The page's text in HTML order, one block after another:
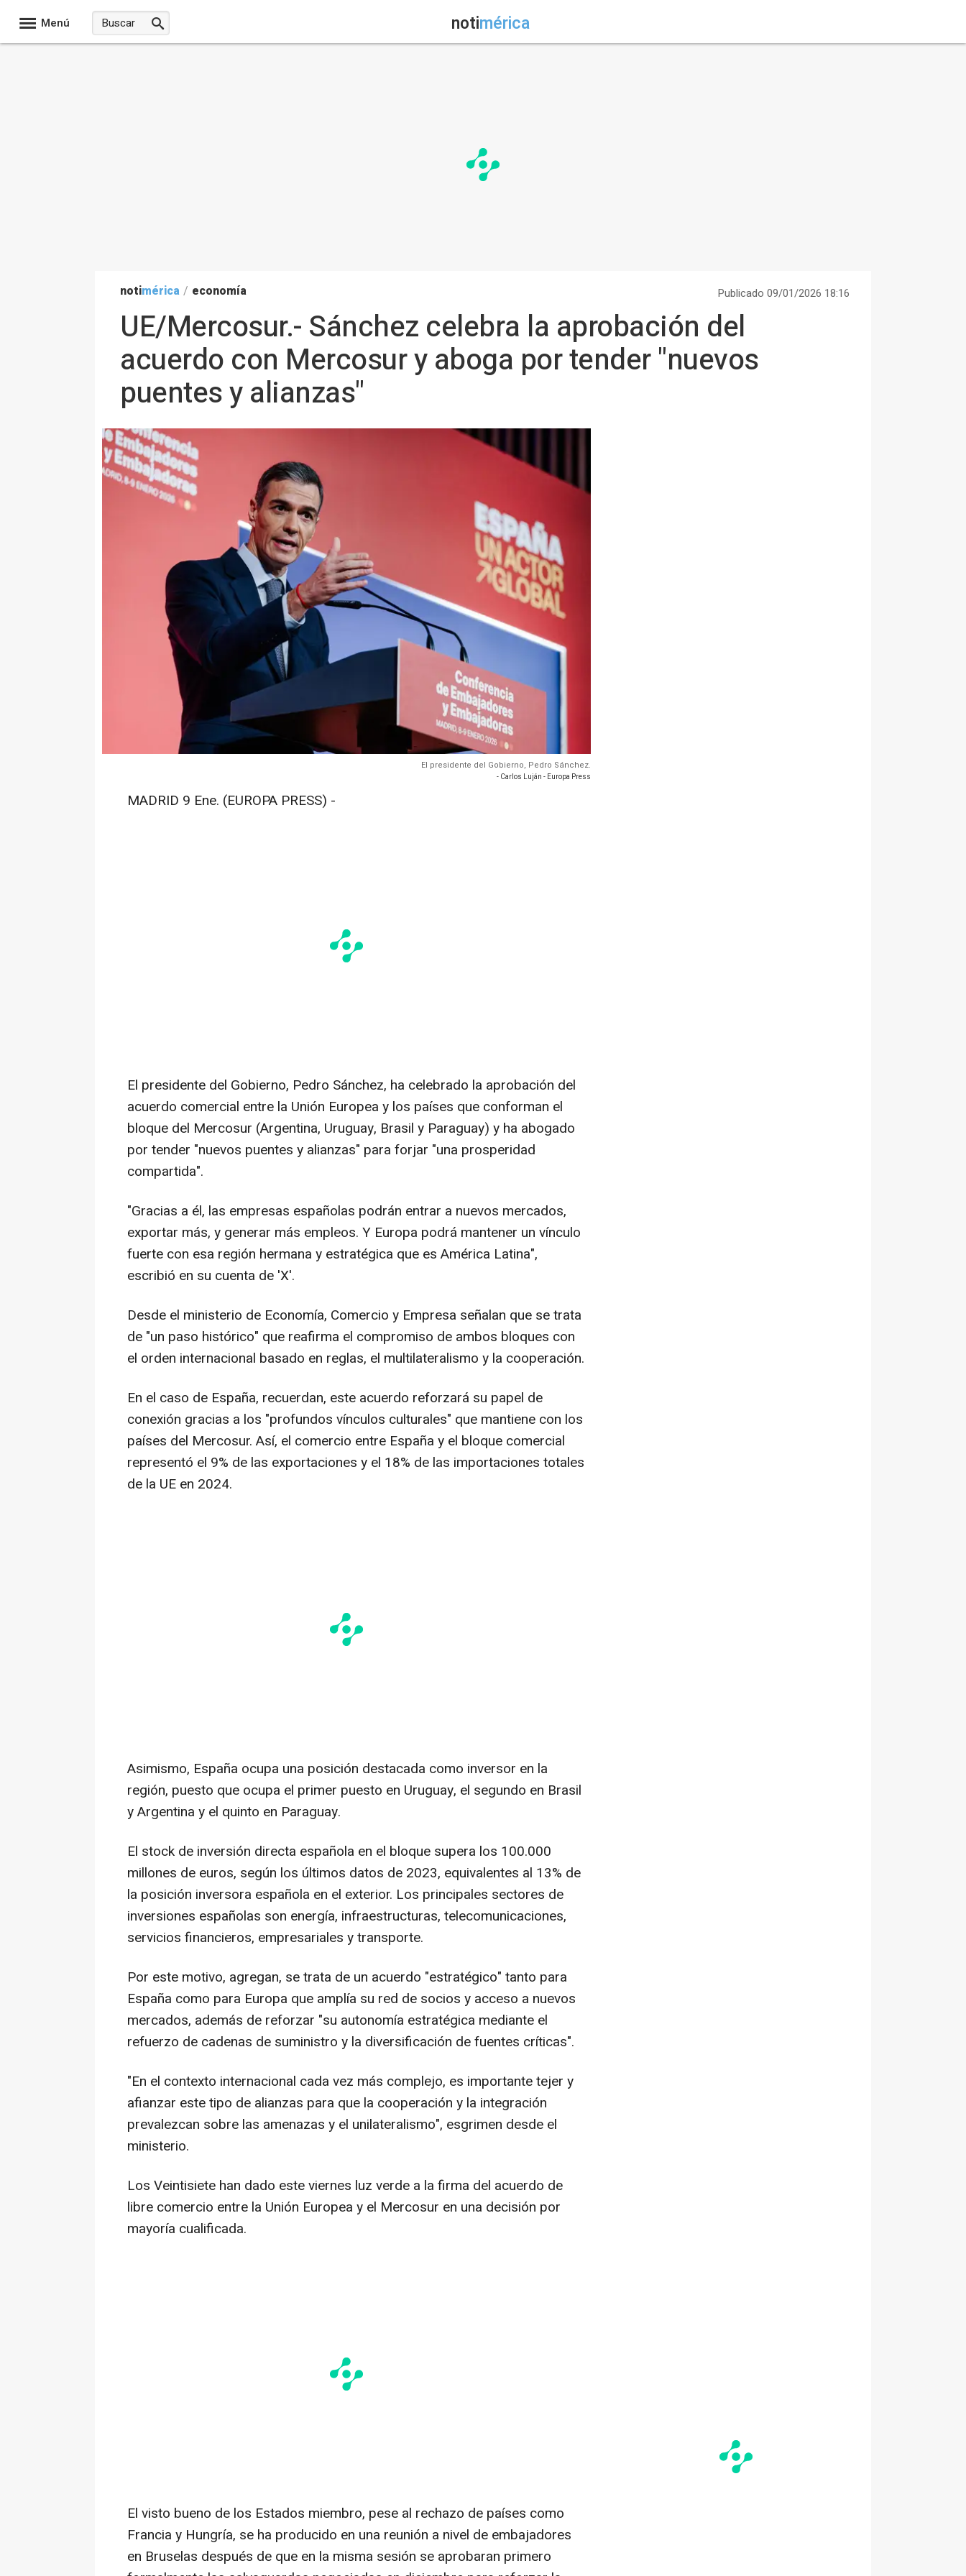
Menú notimérica
notimérica / economía Publicado 09/01/2026 18:16
UE/Mercosur.- Sánchez celebra la aprobación del
acuerdo con Mercosur y aboga por tender "nuevos
puentes y alianzas"
El presidente del Gobierno, Pedro Sánchez.
- Carlos Luján - Europa Press
MADRID 9 Ene. (EUROPA PRESS) -
El presidente del Gobierno, Pedro Sánchez, ha celebrado la aprobación del
acuerdo comercial entre la Unión Europea y los países que conforman el
bloque del Mercosur (Argentina, Uruguay, Brasil y Paraguay) y ha abogado
por tender "nuevos puentes y alianzas" para forjar "una prosperidad
compartida".
"Gracias a él, las empresas españolas podrán entrar a nuevos mercados,
exportar más, y generar más empleos. Y Europa podrá mantener un vínculo
fuerte con esa región hermana y estratégica que es América Latina",
escribió en su cuenta de 'X'.
Desde el ministerio de Economía, Comercio y Empresa señalan que se trata
de "un paso histórico" que reafirma el compromiso de ambos bloques con
el orden internacional basado en reglas, el multilateralismo y la cooperación.
En el caso de España, recuerdan, este acuerdo reforzará su papel de
conexión gracias a los "profundos vínculos culturales" que mantiene con los
países del Mercosur. Así, el comercio entre España y el bloque comercial
representó el 9% de las exportaciones y el 18% de las importaciones totales
de la UE en 2024.
Asimismo, España ocupa una posición destacada como inversor en la
región, puesto que ocupa el primer puesto en Uruguay, el segundo en Brasil
y Argentina y el quinto en Paraguay.
El stock de inversión directa española en el bloque supera los 100.000
millones de euros, según los últimos datos de 2023, equivalentes al 13% de
la posición inversora española en el exterior. Los principales sectores de
inversiones españolas son energía, infraestructuras, telecomunicaciones,
servicios financieros, empresariales y transporte.
Por este motivo, agregan, se trata de un acuerdo "estratégico" tanto para
España como para Europa que amplía su red de socios y acceso a nuevos
mercados, además de reforzar "su autonomía estratégica mediante el
refuerzo de cadenas de suministro y la diversificación de fuentes críticas".
"En el contexto internacional cada vez más complejo, es importante tejer y
afianzar este tipo de alianzas para que la cooperación y la integración
prevalezcan sobre las amenazas y el unilateralismo", esgrimen desde el
ministerio.
Los Veintisiete han dado este viernes luz verde a la firma del acuerdo de
libre comercio entre la Unión Europea y el Mercosur en una decisión por
mayoría cualificada.
El visto bueno de los Estados miembro, pese al rechazo de países como
Francia y Hungría, se ha producido en una reunión a nivel de embajadores
en Bruselas después de que en la misma sesión se aprobaran primero